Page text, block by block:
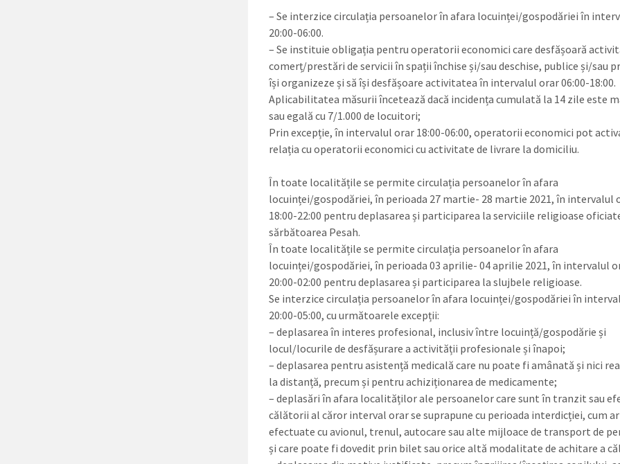
– Se interzice circulația persoanelor în afara locuinței/gospodăriei în
20:00-06:00.
– Se instituie obligația pentru operatorii economici care desfășoară
comerț/prestări de servicii în spații închise și/sau deschise, publice și/sau
își organizeze și să își desfășoare activitatea în intervalul orar 06:00-18:00.
Aplicabilitatea măsurii încetează dacă incidența cumulată la 14 zile este
sau egală cu 7/1.000 de locuitori;
Prin excepție, în intervalul orar 18:00-06:00, operatorii economici pot
relația cu operatorii economici cu activitate de livrare la domiciliu.
În toate localitățile se permite circulația persoanelor în afara
locuinței/gospodăriei, în perioada 27 martie- 28 martie 2021, în intervalul
18:00-22:00 pentru deplasarea și participarea la serviciile religioase
sărbătoarea Pesah.
În toate localitățile se permite circulația persoanelor în afara
locuinței/gospodăriei, în perioada 03 aprilie- 04 aprilie 2021, în intervalul
20:00-02:00 pentru deplasarea și participarea la slujbele religioase.
Se interzice circulația persoanelor în afara locuinței/gospodăriei în
20:00-05:00, cu următoarele excepții:
– deplasarea în interes profesional, inclusiv între locuință/gospodărie și
locul/locurile de desfășurare a activității profesionale și înapoi;
– deplasarea pentru asistență medicală care nu poate fi amânată și nici
la distanță, precum și pentru achiziționarea de medicamente;
– deplasări în afara localităților ale persoanelor care sunt în tranzit sau
călătorii al căror interval orar se suprapune cu perioada interdicției, cum
efectuate cu avionul, trenul, autocare sau alte mijloace de transport de
și care poate fi dovedit prin bilet sau orice altă modalitate de achitare a